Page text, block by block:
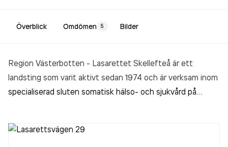
Överblick Omdömen 5 Bilder
Region Västerbotten - Lasarettet Skellefteå är ett
landsting som varit aktivt sedan 1974 och är verksam inom
specialiserad sluten somatisk hälso- och sjukvård på